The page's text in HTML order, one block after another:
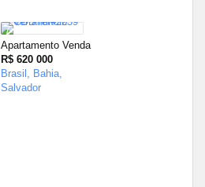
7
Apartamento Venda
R$ 620 000
Brasil, Bahia,
Salvador